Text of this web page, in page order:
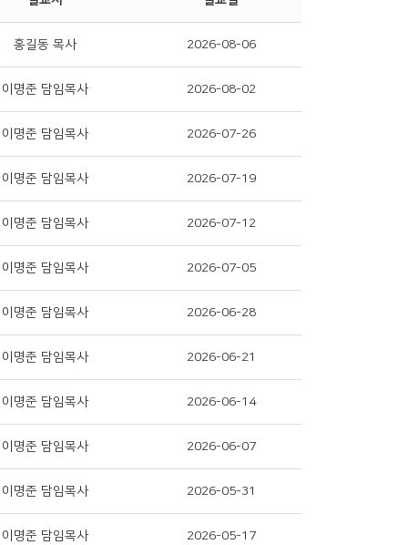
홍길동 목사 2026-08-06
이명준 담임목사 2026-08-02
이명준 담임목사 2026-07-26
이명준 담임목사 2026-07-19
이명준 담임목사 2026-07-12
이명준 담임목사 2026-07-05
이명준 담임목사 2026-06-28
이명준 담임목사 2026-06-21
이명준 담임목사 2026-06-14
이명준 담임목사 2026-06-07
이명준 담임목사 2026-05-31
이명준 담임목사 2026-05-17